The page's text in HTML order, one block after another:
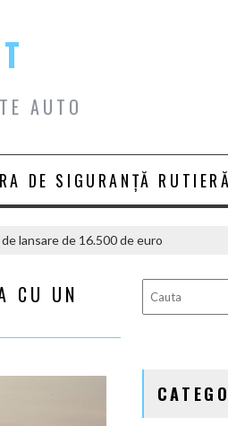
AUTO
DE SIGURANȚĂ RUTIERĂ
lansare de 16.500 de euro
CU UN